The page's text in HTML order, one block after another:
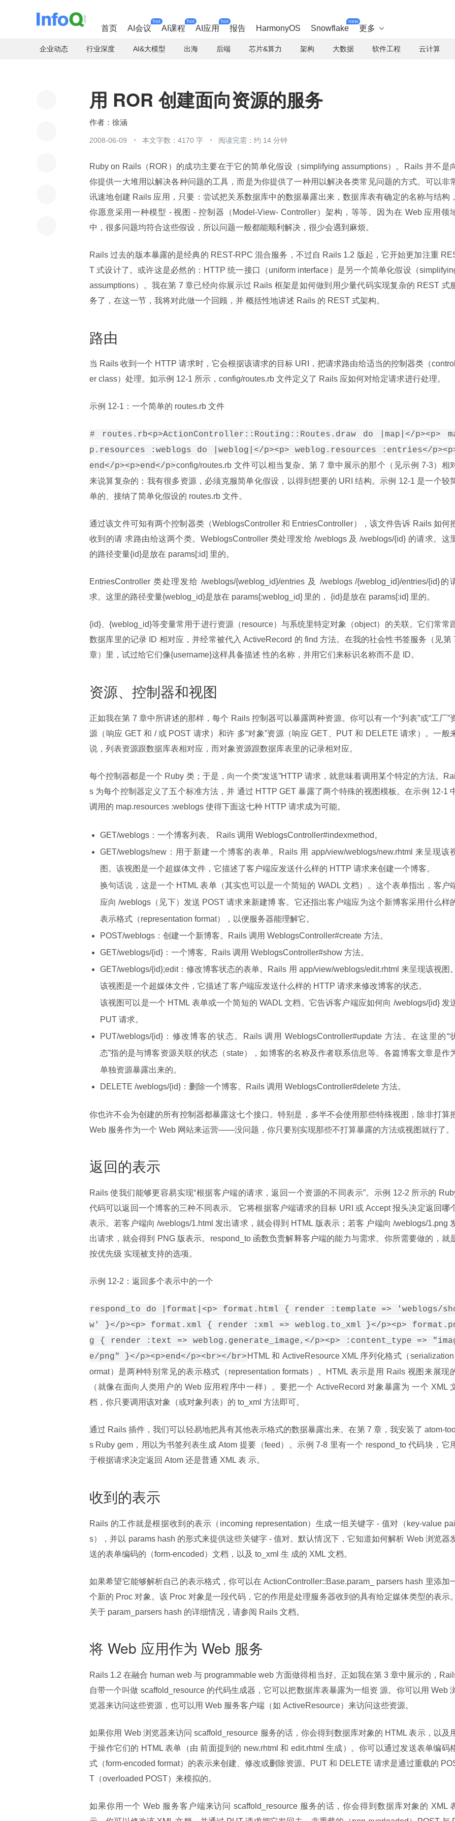
首页 AI会议
hot
AI课程
hot
AI应用
hot
报告 HarmonyOS Snowflake
new
更多 
企业动态 行业深度 AI&大模型 出海 后端 芯片&算力 架构 大数据 软件工程 云计算
用 ROR 创建面向资源的服务
徐涵
2008-06-09 本文字数：4170 字 阅读完需：约 14 分钟
Ruby on Rails（ROR）的成功主要在于它的简单化假设（simplifying assumptions）。Rails 并不是
你提供一大堆用以解决各种问题的工具，而是为你提供了一种用以解决各类常见问题的方式。可以非
讯速地创建 Rails 应用，只要：尝试把关系数据库中的数据暴露出来，数据库表有确定的名称与结构，
你愿意采用一种模型 - 视图 - 控制器（Model-View- Controller）架构，等等。因为在 Web 应用领
中，很多问题均符合这些假设，所以问题一般都能顺利解决，很少会遇到麻烦。
Rails 过去的版本暴露的是经典的 REST-RPC 混合服务，不过自 Rails 1.2 版起，它开始更加注重
T 式设计了。或许这是必然的：HTTP 统一接口（uniform interface）是另一个简单化假设（
assumptions）。我在第 7 章已经向你展示过 Rails 框架是如何做到用少量代码实现复杂的 REST 式
务了，在这一节，我将对此做一个回顾，并 概括性地讲述 Rails 的 REST 式架构。
路由
当 Rails 收到一个 HTTP 请求时，它会根据该请求的目标 URI，把请求路由给适当的控制器类（controll
er class）处理。如示例 12-1 所示，config/routes.rb 文件定义了 Rails 应如何对给定请求进行处理。
示例 12-1：一个简单的 routes.rb 文件
# routes.rb<p>ActionController::Routing::Routes.draw do |map|</p><p>
p.resources :weblogs do |weblog|</p><p> weblog.resources :entries</
end</p><p>end</p>config/routes.rb 文件可以相当复杂。第 7 章中展示的那个（见示例 7-3）相
来说算复杂的：我有很多资源，必须克服简单化假设，以得到想要的 URI 结构。示例 12-1 是一个较
单的、接纳了简单化假设的 routes.rb 文件。
通过该文件可知有两个控制器类（WeblogsController 和 EntriesController），该文件告诉 Rails 如何
收到的请 求路由给这两个类。WeblogsController 类处理发给 /weblogs 及 /weblogs/{id} 的请求。这
的路径变量{id}是放在 params[:id] 里的。
EntriesController 类处理发给 /weblogs/{weblog_id}/entries 及 /weblogs /{weblog_id}/entries/{id}的
求。这里的路径变量{weblog_id}是放在 params[:weblog_id] 里的， {id}是放在 params[:id] 里的。
{id}、{weblog_id}等变量常用于进行资源（resource）与系统里特定对象（object）的关联。它们常常
数据库里的记录 ID 相对应，并经常被代入 ActiveRecord 的 find 方法。在我的社会性书签服务（见第
章）里，试过给它们像{username}这样具备描述 性的名称，并用它们来标识名称而不是 ID。
资源、控制器和视图
正如我在第 7 章中所讲述的那样，每个 Rails 控制器可以暴露两种资源。你可以有一个“列表”或“工厂”
源（响应 GET 和 / 或 POST 请求）和许 多“对象”资源（响应 GET、PUT 和 DELETE 请求）。一般
说，列表资源跟数据库表相对应，而对象资源跟数据库表里的记录相对应。
每个控制器都是一个 Ruby 类；于是，向一个类“发送”HTTP 请求，就意味着调用某个特定的方法。Rail
s 为每个控制器定义了五个标准方法，并 通过 HTTP GET 暴露了两个特殊的视图模板。在示例 12-1
调用的 map.resources :weblogs 使得下面这七种 HTTP 请求成为可能。
GET/weblogs：一个博客列表。 Rails 调用 WeblogsController#indexmethod。
GET/weblogs/new：用于新建一个博客的表单。Rails 用 app/view/weblogs/new.rhtml 来呈现该
图。该视图是一个超媒体文件，它描述了客户端应发送什么样的 HTTP 请求来创建一个博客。
换句话说，这是一个 HTML 表单（其实也可以是一个简短的 WADL 文档）。这个表单指出，客户
应向 /weblogs（见下）发送 POST 请求来新建博 客。它还指出客户端应为这个新博客采用什么样
表示格式（representation format），以便服务器能理解它。
POST/weblogs：创建一个新博客。Rails 调用 WeblogsController#create 方法。
GET/weblogs/{id}：一个博客。Rails 调用 WeblogsController#show 方法。
GET/weblogs/{id};edit：修改博客状态的表单。Rails 用 app/view/weblogs/edit.rhtml 来呈现该视图。
该视图是一个超媒体文件，它描述了客户端应发送什么样的 HTTP 请求来修改博客的状态。
该视图可以是一个 HTML 表单或一个简短的 WADL 文档。它告诉客户端应如何向 /weblogs/{id} 发
PUT 请求。
PUT/weblogs/{id}：修改博客的状态。Rails 调用 WeblogsController#update 方法。在这里的“
态”指的是与博客资源关联的状态（state），如博客的名称及作者联系信息等。各篇博客文章是作
单独资源暴露出来的。
DELETE /weblogs/{id}：删除一个博客。Rails 调用 WeblogsController#delete 方法。
你也许不会为创建的所有控制器都暴露这七个接口。特别是，多半不会使用那些特殊视图，除非打算
Web 服务作为一个 Web 网站来运营——没问题，你只要别实现那些不打算暴露的方法或视图就行了。
返回的表示
Rails 使我们能够更容易实现“根据客户端的请求，返回一个资源的不同表示”。示例 12-2 所示的
代码可以返回一个博客的三种不同表示。 它将根据客户端请求的目标 URI 或 Accept 报头决定返回哪
表示。若客户端向 /weblogs/1.html 发出请求，就会得到 HTML 版表示；若客 户端向 /weblogs/1.png
出请求，就会得到 PNG 版表示。respond_to 函数负责解释客户端的能力与需求。你所需要做的，就
按优先级 实现被支持的选项。
示例 12-2：返回多个表示中的一个
respond_to do |format|<p> format.html { render :template => 'weblogs/
w' }</p><p> format.xml { render :xml => weblog.to_xml }</p><p>
g { render :text => weblog.generate_image,</p><p> :content_type =>
e/png" }</p><p>end</p><br></br> HTML 和 ActiveResource XML 序列化格式（serialization
ormat）是两种特别常见的表示格式（representation formats）。HTML 表示是用 Rails 视图来展现
（就像在面向人类用户的 Web 应用程序中一样）。要把一个 ActiveRecord 对象暴露为 一个 XML
档，你只要调用该对象（或对象列表）的 to_xml 方法即可。
通过 Rails 插件，我们可以轻易地把具有其他表示格式的数据暴露出来。在第 7 章，我安装了 atom-
s Ruby gem，用以为书签列表生成 Atom 提要（feed）。示例 7-8 里有一个 respond_to 代码块，它
于根据请求决定返回 Atom 还是普通 XML 表 示。
收到的表示
Rails 的工作就是根据收到的表示（incoming representation）生成一组关键字 - 值对（key-value
s），并以 params hash 的形式来提供这些关键字 - 值对。默认情况下，它知道如何解析 Web 浏览器
送的表单编码的（form-encoded）文档，以及 to_xml 生 成的 XML 文档。
如果希望它能够解析自己的表示格式，你可以在 ActionController::Base.param_ parsers hash 里添加
个新的 Proc 对象。该 Proc 对象是一段代码，它的作用是处理服务器收到的具有给定媒体类型的表示。
关于 param_parsers hash 的详细情况，请参阅 Rails 文档。
将 Web 应用作为 Web 服务
Rails 1.2 在融合 human web 与 programmable web 方面做得相当好。正如我在第 3 章中展示的，
自带一个叫做 scaffold_resource 的代码生成器，它可以把数据库表暴露为一组资 源。你可以用 Web
览器来访问这些资源，也可以用 Web 服务客户端（如 ActiveResource）来访问这些资源。
如果你用 Web 浏览器来访问 scaffold_resource 服务的话，你会得到数据库对象的 HTML 表示，以及
于操作它们的 HTML 表单（由 前面提到的 new.rhtml 和 edit.rhtml 生成）。你可以通过发送表单编码
式（form-encoded format）的表示来创建、修改或删除资源。PUT 和 DELETE 请求是通过重载的
T（overloaded POST）来模拟的。
如果你用一个 Web 服务客户端来访问 scaffold_resource 服务的话，你会得到数据库对象的 XML